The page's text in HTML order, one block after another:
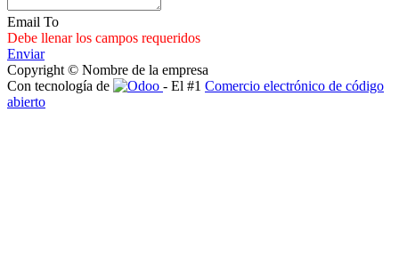
Email To
Debe llenar los campos requeridos
Enviar
Copyright © Nombre de la empresa
Con tecnología de
- El #1 Comercio electrónico de código
abierto